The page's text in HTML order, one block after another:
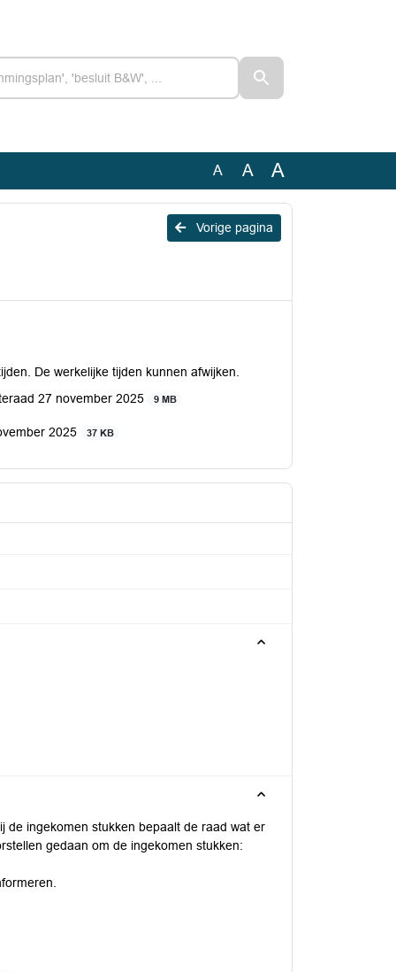
A A A
Vorige pagina
De werkelijke tijden kunnen afwijken.
27 november 2025 9 MB
2025 37 KB
de ingekomen stukken bepaalt de raad wat er
gedaan om de ingekomen stukken: